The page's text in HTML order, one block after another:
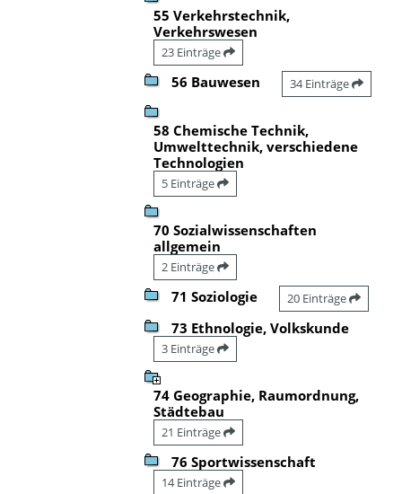
55 Verkehrstechnik,
Verkehrswesen
23 Einträge
56 Bauwesen 34 Einträge
58 Chemische Technik,
Umwelttechnik, verschiedene
Technologien
5 Einträge
70 Sozialwissenschaften
allgemein
2 Einträge
71 Soziologie 20 Einträge
73 Ethnologie, Volkskunde
3 Einträge
74 Geographie, Raumordnung,
Städtebau
21 Einträge
76 Sportwissenschaft
14 Einträge